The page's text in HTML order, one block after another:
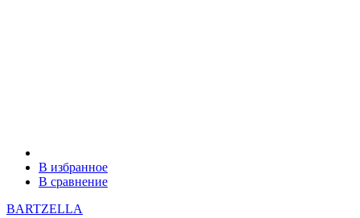
В избранное
В сравнение
BARTZELLA